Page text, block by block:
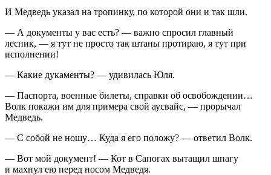
И Медведь указал на тропинку, по которой они и так шли.
— А документы у вас есть? — важно спросил главный
лесник, — я тут не просто так штаны протираю, я тут при
исполнении!
— Какие дукаменты? — удивилась Юля.
— Паспорта, военные билеты, справки об освобождении…
Волк покажи им для примера свой аусвайс, — прорычал
Медведь.
— С собой не ношу… Куда я его положу? — ответил Волк.
— Вот мой документ! — Кот в Сапогах вытащил шпагу
и махнул ею перед носом Медведя.